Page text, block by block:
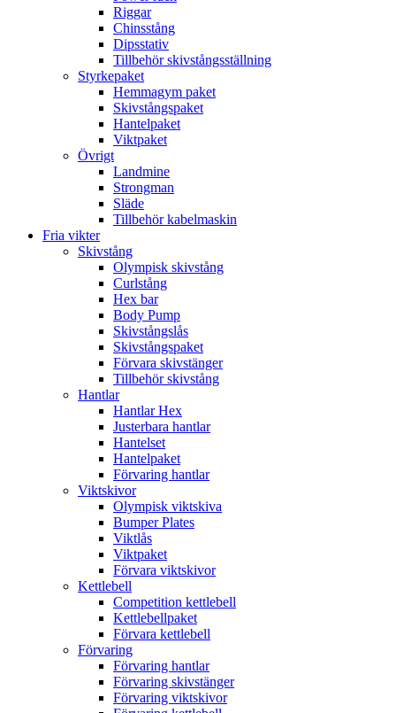
Riggar
Chinsstång
Dipsstativ
Tillbehör skivstångsställning
Styrkepaket
Hemmagym paket
Skivstångspaket
Hantelpaket
Viktpaket
Övrigt
Landmine
Strongman
Släde
Tillbehör kabelmaskin
Fria vikter
Skivstång
Olympisk skivstång
Curlstång
Hex bar
Body Pump
Skivstångslås
Skivstångspaket
Förvara skivstänger
Tillbehör skivstång
Hantlar
Hantlar Hex
Justerbara hantlar
Hantelset
Hantelpaket
Förvaring hantlar
Viktskivor
Olympisk viktskiva
Bumper Plates
Viktlås
Viktpaket
Förvara viktskivor
Kettlebell
Competition kettlebell
Kettlebellpaket
Förvara kettlebell
Förvaring
Förvaring hantlar
Förvaring skivstänger
Förvaring viktskivor